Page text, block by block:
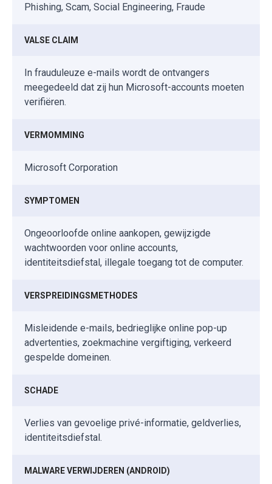
Phishing, Scam, Social Engineering, Fraude
VALSE CLAIM
In frauduleuze e-mails wordt de ontvangers
meegedeeld dat zij hun Microsoft-accounts moeten
verifiëren.
VERMOMMING
Microsoft Corporation
SYMPTOMEN
Ongeoorloofde online aankopen, gewijzigde
wachtwoorden voor online accounts,
identiteitsdiefstal, illegale toegang tot de computer.
VERSPREIDINGSMETHODES
Misleidende e-mails, bedrieglijke online pop-up
advertenties, zoekmachine vergiftiging, verkeerd
gespelde domeinen.
SCHADE
Verlies van gevoelige privé-informatie, geldverlies,
identiteitsdiefstal.
MALWARE VERWIJDEREN (ANDROID)